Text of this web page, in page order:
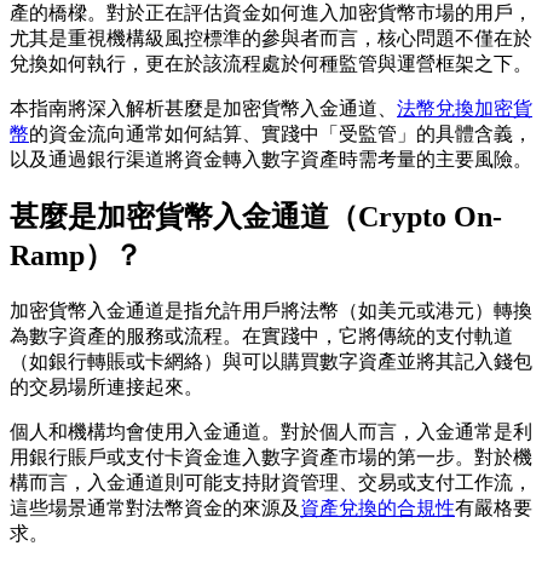
產的橋樑。對於正在評估資金如何進入加密貨幣市場的用戶，
尤其是重視機構級風控標準的參與者而言，核心問題不僅在於
兌換如何執行，更在於該流程處於何種監管與運營框架之下。
本指南將深入解析甚麼是加密貨幣入金通道、 法幣兌換加密貨
幣的資金流向通常如何結算、實踐中「受監管」的具體含義，
以及通過銀行渠道將資金轉入數字資產時需考量的主要風險。
甚麼是加密貨幣入金通道（Crypto On-
Ramp）？
加密貨幣入金通道是指允許用戶將法幣（如美元或港元）轉換
為數字資產的服務或流程。在實踐中，它將傳統的支付軌道
（如銀行轉賬或卡網絡）與可以購買數字資產並將其記入錢包
的交易場所連接起來。
個人和機構均會使用入金通道。對於個人而言，入金通常是利
用銀行賬戶或支付卡資金進入數字資產市場的第一步。對於機
構而言，入金通道則可能支持財資管理、交易或支付工作流，
這些場景通常對法幣資金的來源及 資產兌換的合規性有嚴格要
求。